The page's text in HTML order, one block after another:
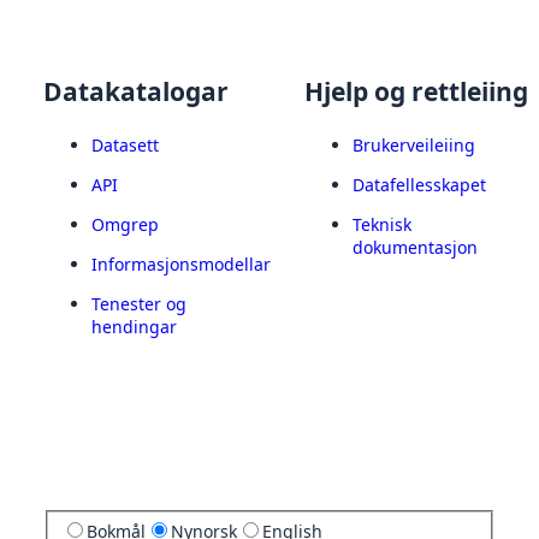
Datakatalogar
Datasett
API
Omgrep
Informasjonsmodellar
Tenester og
hendingar
Hjelp og rettleiing
Brukerveileiing
Datafellesskapet
Teknisk
dokumentasjon
Bokmål Nynorsk English